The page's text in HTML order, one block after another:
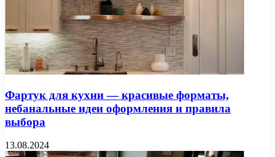
Фартук для кухни — красивые форматы,
небанальные идеи оформления и правила
выбора
13.08.2024